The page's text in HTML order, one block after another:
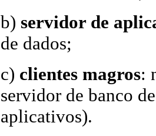
b) servidor de
de dados;
c) clientes magros:
servidor de banco
aplicativos).